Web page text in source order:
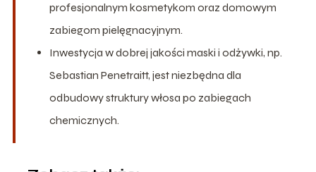
profesjonalnym kosmetykom oraz domowym
zabiegom pielęgnacyjnym.
Inwestycja w dobrej jakości maski i odżywki, np.
Sebastian Penetraitt, jest niezbędna dla
odbudowy struktury włosa po zabiegach
chemicznych.